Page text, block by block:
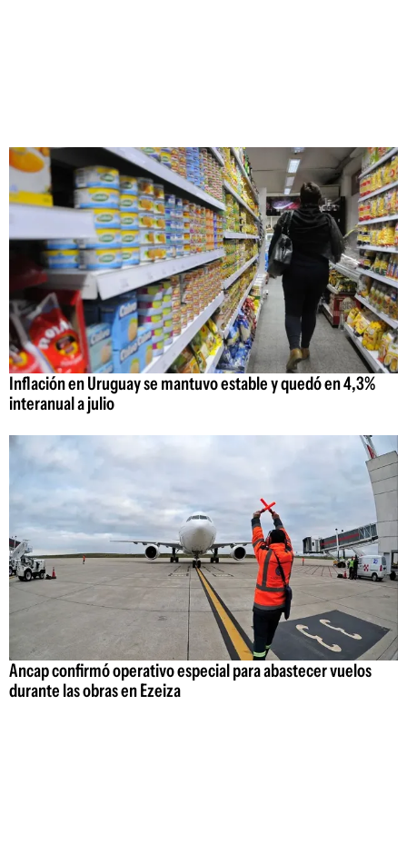
Inflación en Uruguay se mantuvo estable y quedó en 4,3%
interanual a julio
Ancap confirmó operativo especial para abastecer vuelos
durante las obras en Ezeiza